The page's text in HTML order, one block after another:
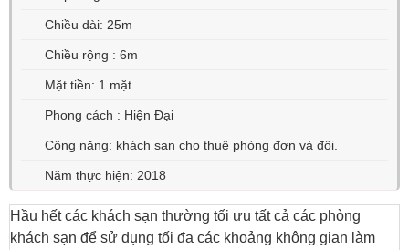
Chiều dài: 25m
Chiều rộng : 6m
Mặt tiền: 1 mặt
Phong cách : Hiện Đại
Công năng: khách sạn cho thuê phòng đơn và đôi.
Năm thực hiện: 2018
Hầu hết các khách sạn thường tối ưu tất cả các phòng
khách sạn để sử dụng tối đa các khoảng không gian làm